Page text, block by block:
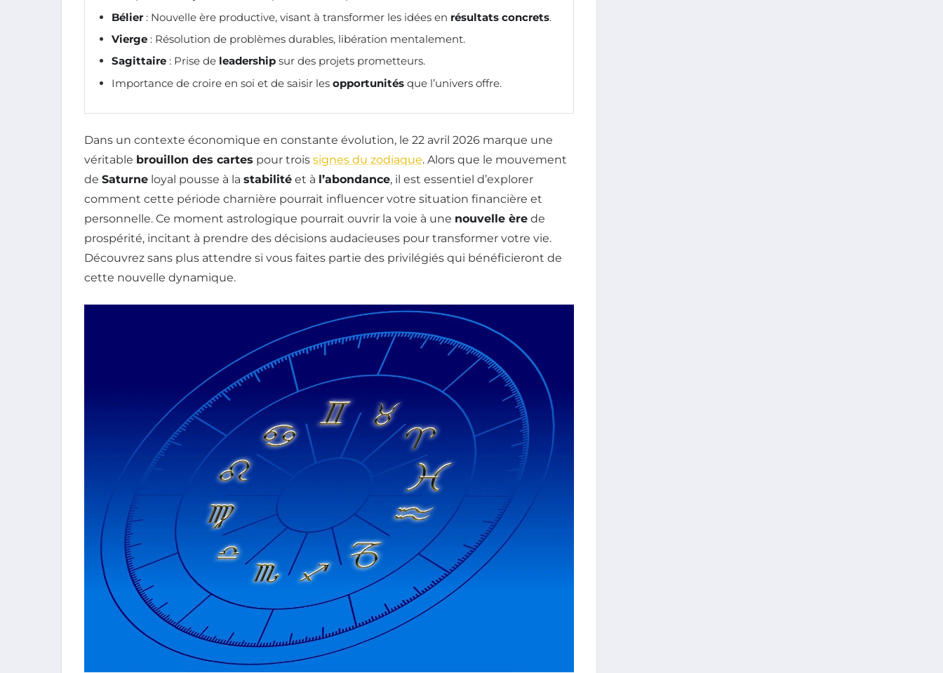
Bélier : Nouvelle ère productive, visant à transformer les idées en résultats concrets.
Vierge : Résolution de problèmes durables, libération mentalement.
Sagittaire : Prise de leadership sur des projets prometteurs.
Importance de croire en soi et de saisir les opportunités que l’univers offre.
Dans un contexte économique en constante évolution, le 22 avril 2026 marque une
véritable brouillon des cartes pour trois signes du zodiaque. Alors que le mouvement
de Saturne loyal pousse à la stabilité et à l’abondance, il est essentiel d’explorer
comment cette période charnière pourrait influencer votre situation financière et
personnelle. Ce moment astrologique pourrait ouvrir la voie à une nouvelle ère de
prospérité, incitant à prendre des décisions audacieuses pour transformer votre vie.
Découvrez sans plus attendre si vous faites partie des privilégiés qui bénéficieront de
cette nouvelle dynamique.